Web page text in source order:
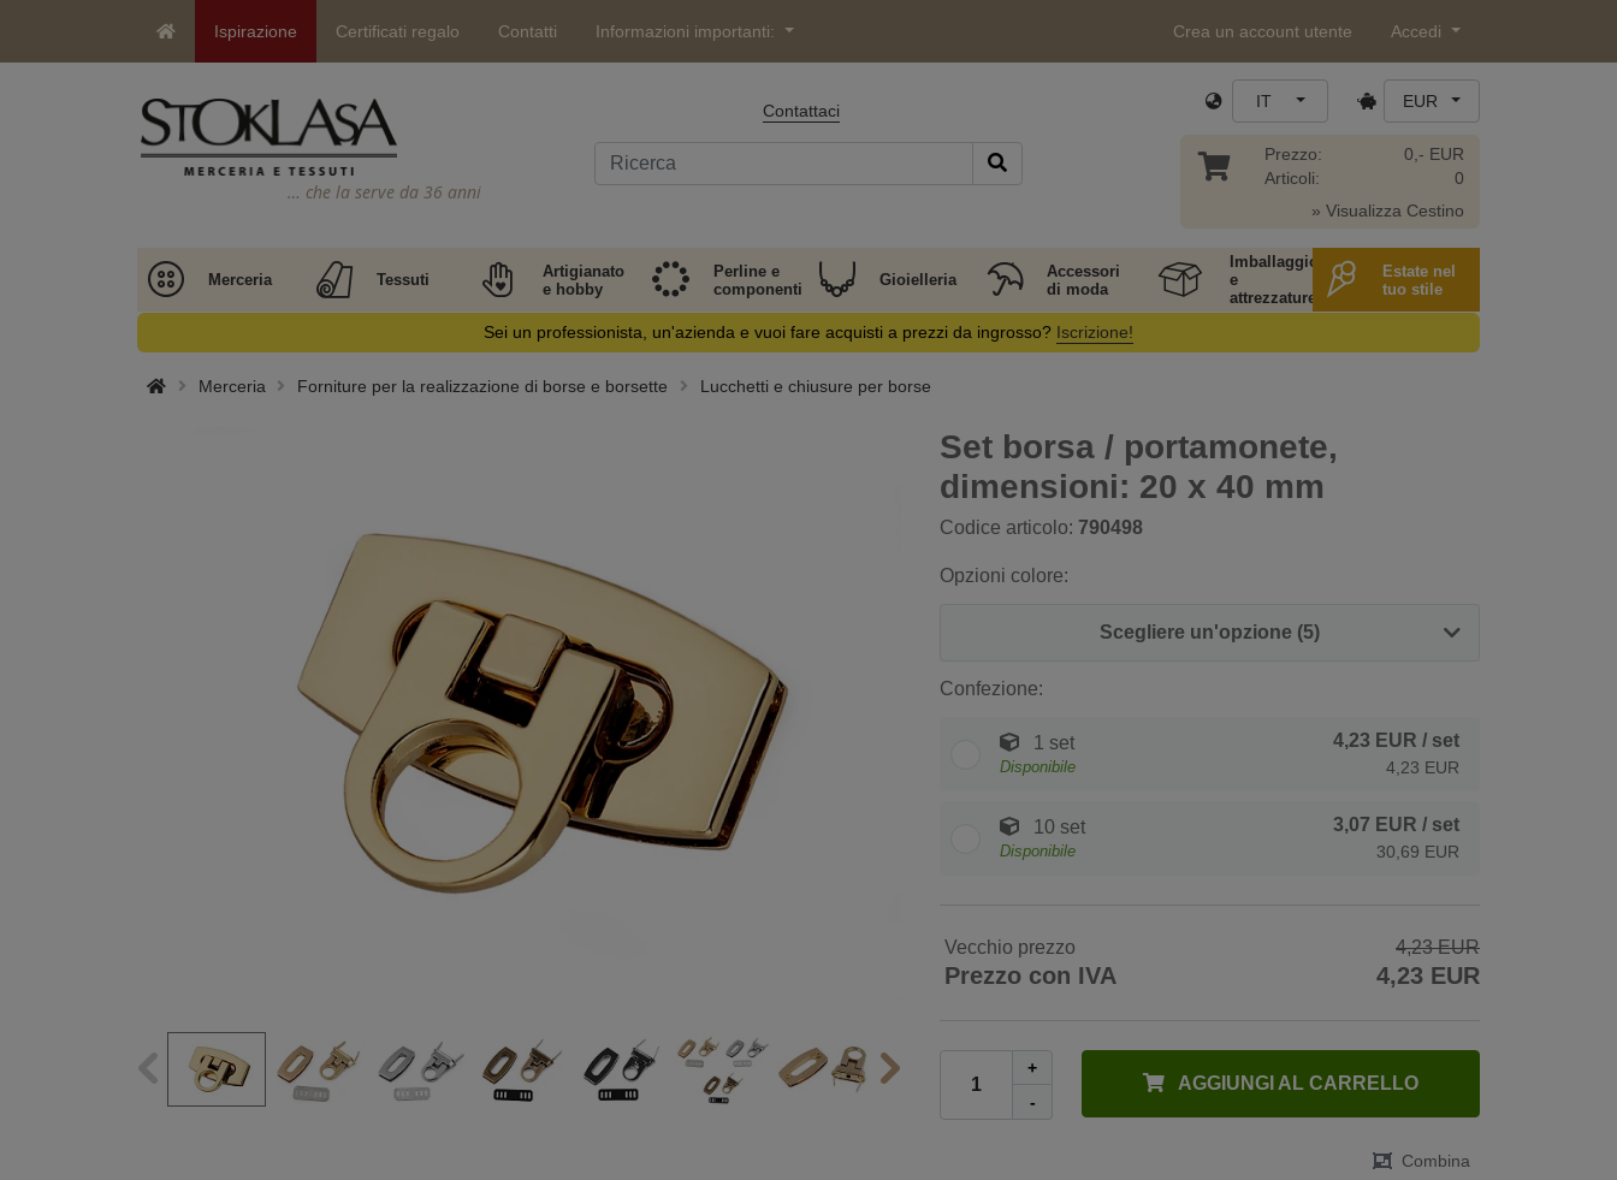
Ispirazione Certificati regalo Contatti Informazioni importanti: Crea un account utente Accedi
… che la serve da 36 anni
Contattaci IT EUR
Prezzo:
Articoli:
0,- EUR
0
» Visualizza Cestino
Merceria Tessuti
Artigianato
e hobby
Perline e
componenti
Gioielleria
Accessori
di moda
Imballaggio
e
attrezzature
Estate nel
tuo stile
Sei un professionista, un'azienda e vuoi fare acquisti a prezzi da ingrosso? Iscrizione!
Merceria Forniture per la realizzazione di borse e borsette Lucchetti e chiusure per borse
Set borsa / portamonete,
dimensioni: 20 x 40 mm
Codice articolo: 790498
Opzioni colore:
Scegliere un'opzione (5)
Confezione:
1 set
Disponibile
4,23 EUR / set
4,23 EUR
10 set
Disponibile
3,07 EUR / set
30,69 EUR
Vecchio prezzo 4,23 EUR
Prezzo con IVA 4,23 EUR
+
-
AGGIUNGI AL CARRELLO
Combina